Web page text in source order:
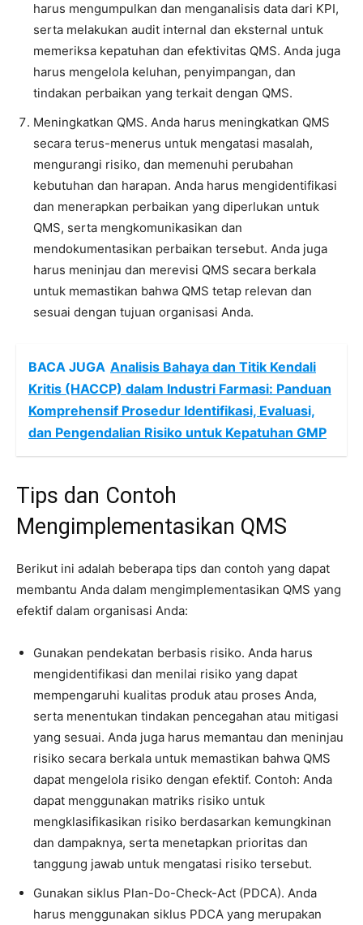
harus mengumpulkan dan menganalisis data dari KPI,
serta melakukan audit internal dan eksternal untuk
memeriksa kepatuhan dan efektivitas QMS. Anda juga
harus mengelola keluhan, penyimpangan, dan
tindakan perbaikan yang terkait dengan QMS.
Meningkatkan QMS. Anda harus meningkatkan QMS
secara terus-menerus untuk mengatasi masalah,
mengurangi risiko, dan memenuhi perubahan
kebutuhan dan harapan. Anda harus mengidentifikasi
dan menerapkan perbaikan yang diperlukan untuk
QMS, serta mengkomunikasikan dan
mendokumentasikan perbaikan tersebut. Anda juga
harus meninjau dan merevisi QMS secara berkala
untuk memastikan bahwa QMS tetap relevan dan
sesuai dengan tujuan organisasi Anda.
BACA JUGA Analisis Bahaya dan Titik Kendali
Kritis (HACCP) dalam Industri Farmasi: Panduan
Komprehensif Prosedur Identifikasi, Evaluasi,
dan Pengendalian Risiko untuk Kepatuhan GMP
Tips dan Contoh
Mengimplementasikan QMS
Berikut ini adalah beberapa tips dan contoh yang dapat
membantu Anda dalam mengimplementasikan QMS yang
efektif dalam organisasi Anda:
Gunakan pendekatan berbasis risiko. Anda harus
mengidentifikasi dan menilai risiko yang dapat
mempengaruhi kualitas produk atau proses Anda,
serta menentukan tindakan pencegahan atau mitigasi
yang sesuai. Anda juga harus memantau dan meninjau
risiko secara berkala untuk memastikan bahwa QMS
dapat mengelola risiko dengan efektif. Contoh: Anda
dapat menggunakan matriks risiko untuk
mengklasifikasikan risiko berdasarkan kemungkinan
dan dampaknya, serta menetapkan prioritas dan
tanggung jawab untuk mengatasi risiko tersebut.
Gunakan siklus Plan-Do-Check-Act (PDCA). Anda
harus menggunakan siklus PDCA yang merupakan